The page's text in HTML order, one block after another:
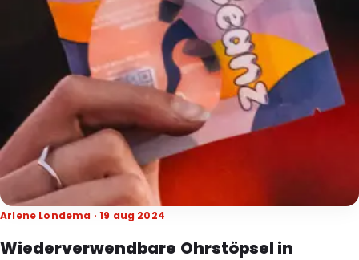
Arlene Londema · 19 aug 2024
Wiederverwendbare Ohrstöpsel in